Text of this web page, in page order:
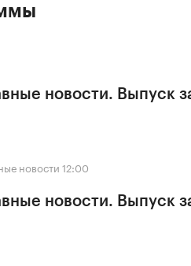
новости. Выпуск
новости 12:00
новости. Выпуск